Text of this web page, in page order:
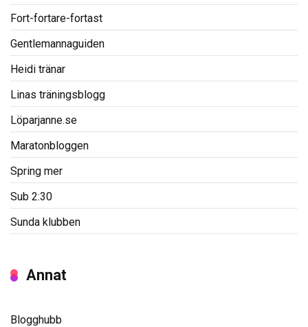
Fort-fortare-fortast
Gentlemannaguiden
Heidi tränar
Linas träningsblogg
Löparjanne.se
Maratonbloggen
Spring mer
Sub 2:30
Sunda klubben
Annat
Blogghubb